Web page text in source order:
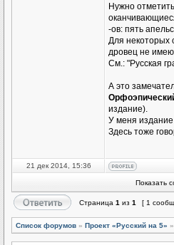
Нужно
-ов: пять
Для некоторых
дровец не
См.: "Русская
А это
издание).
У меня издание
Здесь тоже
21 дек 2014, 15:36
Показать
Страница 1 из 1 [ 1
Список форумов » Проект «Русский на 5» »